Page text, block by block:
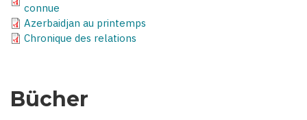
connue
Azerbaidjan au printemps
Chronique des relations
Bücher